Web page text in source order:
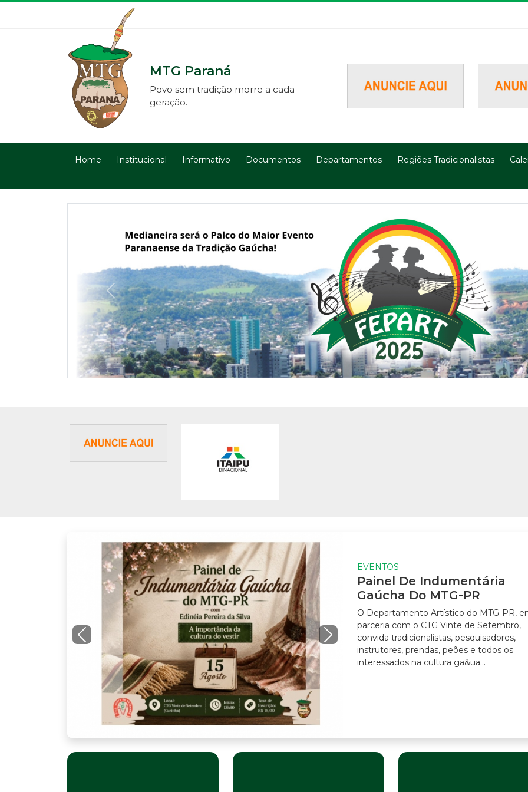
MTG Paraná
Povo sem tradição morre a cada
geração.
Home Institucional Informativo Documentos Departamentos Regiões Tradicionalistas
Previous
EVENTOS
Painel De Indumentária
Gaúcha Do MTG-PR
O Departamento Artístico do MTG-PR, em
parceria com o CTG Vinte de Setembro,
convida tradicionalistas, pesquisadores,
instrutores, prendas, peões e todos os
interessados na cultura ga&ua...